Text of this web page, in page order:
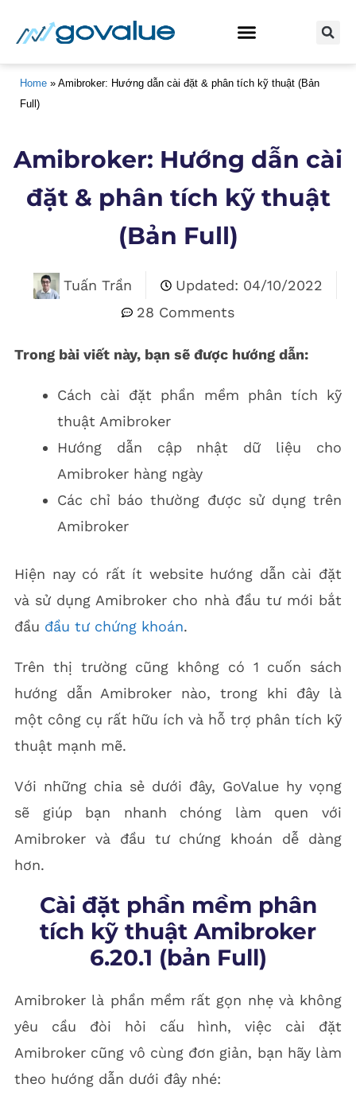
Home » Amibroker: Hướng dẫn cài đặt & phân tích kỹ thuật (Bản
Full)
Amibroker: Hướng dẫn cài
đặt & phân tích kỹ thuật
(Bản Full)
Tuấn Trần
Updated: 04/10/2022
28 Comments
Trong bài viết này, bạn sẽ được hướng dẫn:
Cách cài đặt phần mềm phân tích kỹ
thuật Amibroker
Hướng dẫn cập nhật dữ liệu cho
Amibroker hàng ngày
Các chỉ báo thường được sử dụng trên
Amibroker
Hiện nay có rất ít website hướng dẫn cài đặt
và sử dụng Amibroker cho nhà đầu tư mới bắt
đầu đầu tư chứng khoán.
Trên thị trường cũng không có 1 cuốn sách
hướng dẫn Amibroker nào, trong khi đây là
một công cụ rất hữu ích và hỗ trợ phân tích kỹ
thuật mạnh mẽ.
Với những chia sẻ dưới đây, GoValue hy vọng
sẽ giúp bạn nhanh chóng làm quen với
Amibroker và đầu tư chứng khoán dễ dàng
hơn.
Cài đặt phần mềm phân
tích kỹ thuật Amibroker
6.20.1 (bản Full)
Amibroker là phần mềm rất gọn nhẹ và không
yêu cầu đòi hỏi cấu hình, việc cài đặt
Amibroker cũng vô cùng đơn giản, bạn hãy làm
theo hướng dẫn dưới đây nhé: